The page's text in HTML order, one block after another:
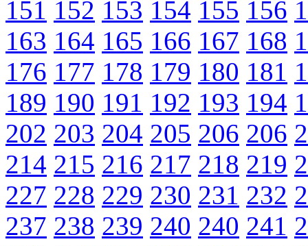
151 152 153 154 155 156
163 164 165 166 167 168
176 177 178 179 180 181
189 190 191 192 193 194
202 203 204 205 206 206
214 215 216 217 218 219
227 228 229 230 231 232
237 238 239 240 240 241